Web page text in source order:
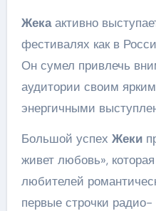
Жекаактивно
фестивалях как в
Он сумел привлечь
аудитории своим
энергичными
Большой успех Жеки
живет любовь»,
любителей
первые строчки